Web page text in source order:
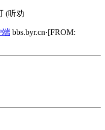
(听劝
端 bbs.byr.cn·[FROM: